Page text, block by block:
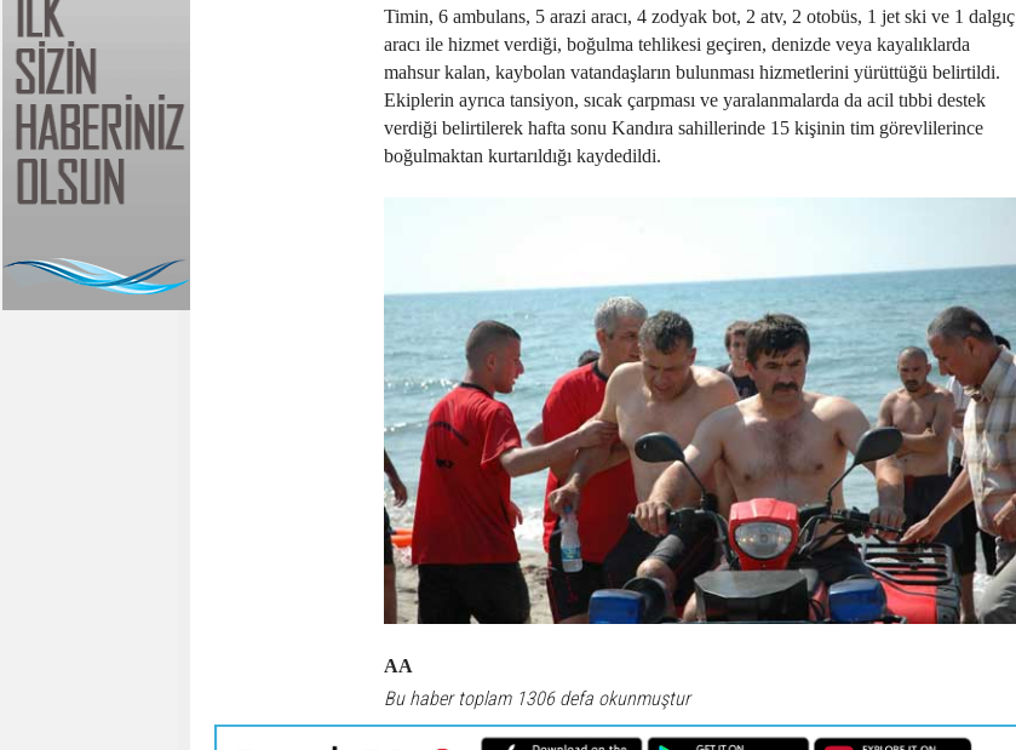
Timin, 6 ambulans, 5 arazi aracı, 4 zodyak bot, 2 atv, 2 otobüs, 1 jet ski ve 1 dalgıç
aracı ile hizmet verdiği, boğulma tehlikesi geçiren, denizde veya kayalıklarda
mahsur kalan, kaybolan vatandaşların bulunması hizmetlerini yürüttüğü belirtildi.
Ekiplerin ayrıca tansiyon, sıcak çarpması ve yaralanmalarda da acil tıbbi destek
verdiği belirtilerek hafta sonu Kandıra sahillerinde 15 kişinin tim görevlilerince
boğulmaktan kurtarıldığı kaydedildi.
AA
Bu haber toplam 1306 defa okunmuştur